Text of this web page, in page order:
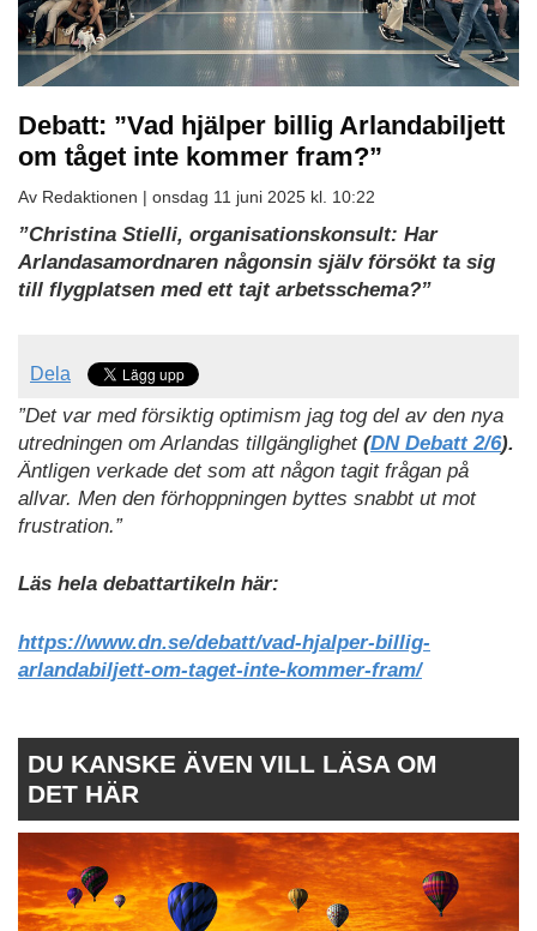
Debatt: ”Vad hjälper billig Arlandabiljett
om tåget inte kommer fram?”
Av Redaktionen | onsdag 11 juni 2025 kl. 10:22
”Christina Stielli, organisationskonsult: Har
Arlandasamordnaren någonsin själv försökt ta sig
till flygplatsen med ett tajt arbetsschema?”
Dela
”Det var med försiktig optimism jag tog del av den nya
utredningen om Arlandas tillgänglighet(DN Debatt 2/6).
Äntligen verkade det som att någon tagit frågan på
allvar. Men den förhoppningen byttes snabbt ut mot
frustration.”
Läs hela debattartikeln här:
https://www.dn.se/debatt/vad-hjalper-billig-
arlandabiljett-om-taget-inte-kommer-fram/
DU KANSKE ÄVEN VILL LÄSA OM
DET HÄR